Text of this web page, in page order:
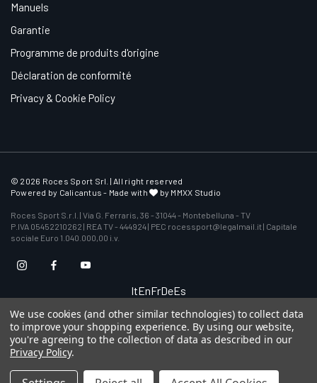
Manuels
Garantie
Programme de produits d'origine
Déclaration de conformité
Privacy & Cookie Policy
© 2026 Roces Sport Srl. | All right reserved
Powered by Calicantus - Made with by MMXX Studio
Roces Sport S.r.l. | Via G. Ferraris, 36 - 31044 - Montebelluna - TV
P.IVA 05452210262 | REA TV - 444924 | PEC rocessport@legalmail.it | Capitale
sociale Euro 1.040.000,00 i.v.
ItEnFrDeEs
We use cookies (and other similar technologies) to collect data
to improve your shopping experience. By using our website,
you're agreeing to the collection of data as described in our
Privacy Policy.